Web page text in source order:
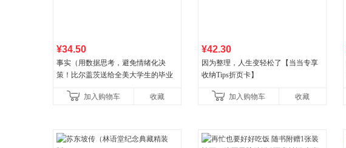
¥34.50
事实（用数据思考，避免情绪化决
策！比尔盖茨送给全美大学生的毕业
书！）读客经管文库
加入购物车 收藏
¥42.30
因为整理，人生变轻松了【当当专享
收纳Tips折页卡】
加入购物车 收藏